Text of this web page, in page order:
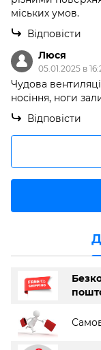
міських умов.
Відповісти
Люся
05.01.2025 в
Чудова
носіння, ноги
Відповісти